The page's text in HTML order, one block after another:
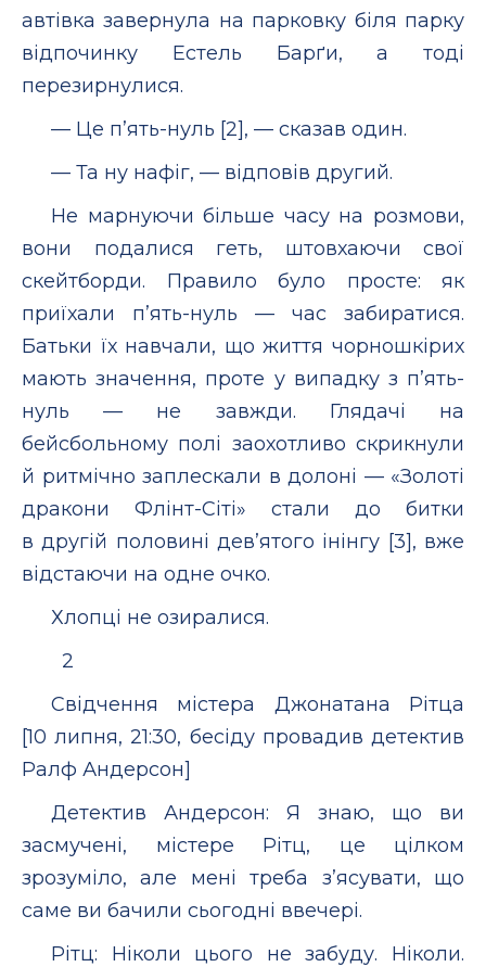
автівка завернула на парковку біля парку
відпочинку Естель Барґи, а тоді
перезирнулися.
— Це п’ять-нуль [2], — сказав один.
— Та ну нафіг, — відповів другий.
Не марнуючи більше часу на розмови,
вони подалися геть, штовхаючи свої
скейтборди. Правило було просте: як
приїхали п’ять-нуль — час забиратися.
Батьки їх навчали, що життя чорношкірих
мають значення, проте у випадку з п’ять-
нуль — не завжди. Глядачі на
бейсбольному полі заохотливо скрикнули
й ритмічно заплескали в долоні — «Золоті
дракони Флінт-Сіті» стали до битки
в другій половині дев’ятого інінгу [3], вже
відстаючи на одне очко.
Хлопці не озиралися.
2
Свідчення містера Джонатана Рітца
[10 липня, 21:30, бесіду провадив детектив
Ралф Андерсон]
Детектив Андерсон: Я знаю, що ви
засмучені, містере Рітц, це цілком
зрозуміло, але мені треба з’ясувати, що
саме ви бачили сьогодні ввечері.
Рітц: Ніколи цього не забуду. Ніколи.